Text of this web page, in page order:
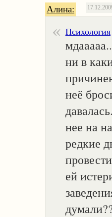
Алина:
Психология
ни в
неё
нее на
редкие
ей